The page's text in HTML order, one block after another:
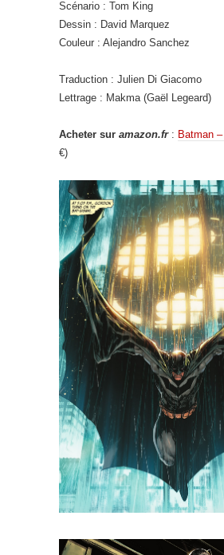
Scénario : Tom King
Dessin : David Marquez
Couleur : Alejandro Sanchez
Traduction : Julien Di Giacomo
Lettrage : Makma (Gaël Legeard)
Acheter sur amazon.fr: Batman –
€)